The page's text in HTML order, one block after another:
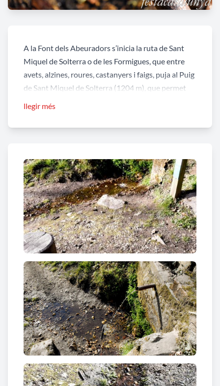
A la Font dels Abeuradors s’inicia la ruta de Sant
Miquel de Solterra o de les Formigues, que entre
avets, alzines, roures, castanyers i faigs, puja al Puig
de Sant Miquel de Solterra (1204 m), que permet
les Guilleries amb el Montseny de fons per una
llegir més